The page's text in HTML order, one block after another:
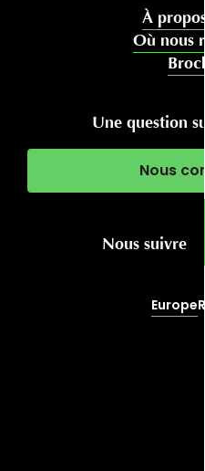
À
Où nous
Une question
Nous
Nous suivre
Europe